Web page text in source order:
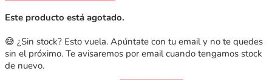
Este producto está agotado.
😅 ¿Sin stock? Esto vuela. Apúntate con tu email y no te quedes
sin el próximo. Te avisaremos por email cuando tengamos stock
de nuevo.